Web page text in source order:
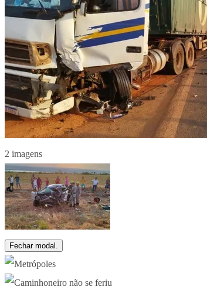
2 imagens
Fechar modal.